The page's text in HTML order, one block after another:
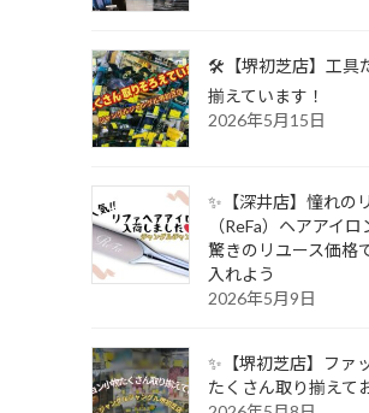
🛠️【堺初芝店】工具
揃えています！
2026年5月15日
✨【深井店】憧れの
（ReFa）ヘアアイロ
驚きのリユース価格
入れよう
2026年5月9日
✨【堺初芝店】ファ
たくさん取り揃えて